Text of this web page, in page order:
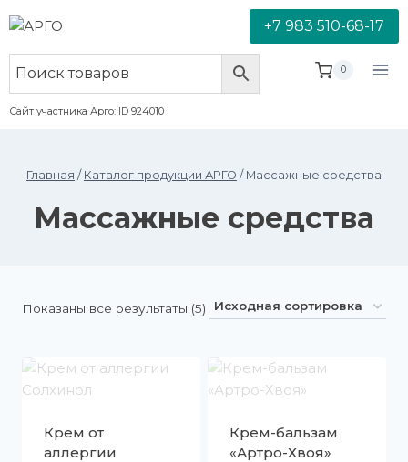
+7 983 510-68-17
Сайт участника Арго: ID 924010
0
Главная / Каталог продукции АРГО / Массажные средства
Массажные средства
Показаны все результаты (5)
Крем от
аллергии
Крем-бальзам
«Артро-Хвоя»